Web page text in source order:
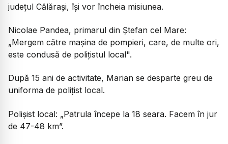
județul Călărași, își vor încheia misiunea.
Nicolae Pandea, primarul din Ștefan cel Mare:
„Mergem către mașina de pompieri, care, de multe ori,
este condusă de polițistul local".
După 15 ani de activitate, Marian se desparte greu de
uniforma de polițist local.
Polișist local: „Patrula începe la 18 seara. Facem în jur
de 47-48 km”.